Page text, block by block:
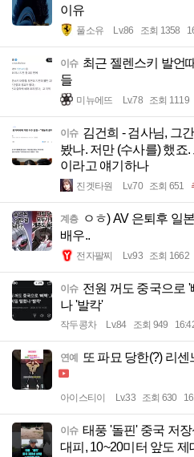
이유
풀소유 Lv.86 조회 1358
이슈 최근 젤렌스키 발언
들
미뉴에뜨 Lv.78 조회 1119
이슈 김건희 - 검사님, 그
봤나. 저만 (수사를) 했죠
이라고 얘기하나
진겟타원 Lv.70 조회 651
계층
ㅇㅎ) AV 은퇴후 일
배우..
전자팔찌 Lv.93 조회 1662
이슈 전원 꺼도 중국으로
나 '발칵'
작두콩차 Lv.84 조회 949
연예 또 파묘 당한(?) 리
아이스티이 Lv.33 조회 630
이슈 태풍 '돌핀' 중국 저
대피, 10~20미터 앞도